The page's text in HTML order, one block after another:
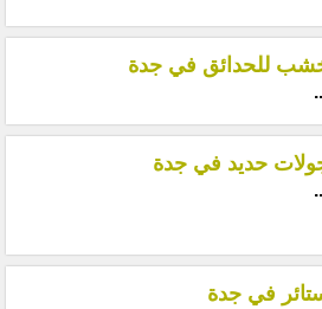
للحدائق في جدة
حديد في جدة
في جدة